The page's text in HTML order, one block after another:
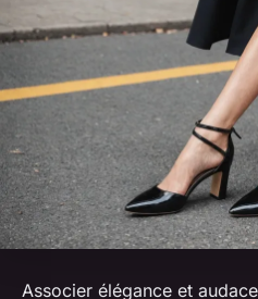
Associer élégance et